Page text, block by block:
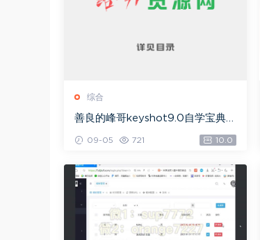
综合
善良的峰哥keyshot9.0自学宝典，
09-05 721 10.0